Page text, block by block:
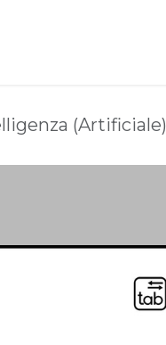
(Artificiale)